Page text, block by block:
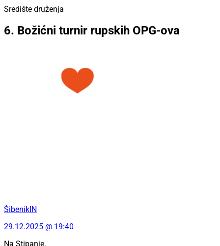
Središte druženja
6. Božićni turnir rupskih OPG-ova
ŠibenikIN
29.12.2025 @ 19:40
Na Stipanje.